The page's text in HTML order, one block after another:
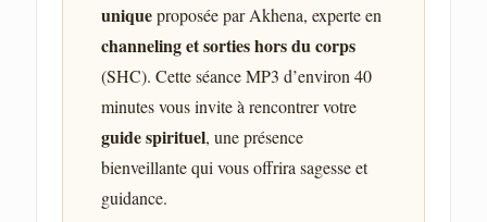
uniqueproposée par Akhena, experte en
channeling et sorties hors du corps
(SHC). Cette séance MP3 d’environ 40
minutes vous invite à rencontrer votre
guide spirituel, une présence
bienveillante qui vous offrira sagesse et
guidance.